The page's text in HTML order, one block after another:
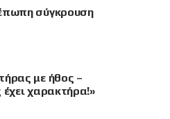
σύγκρουση
με ήθος –
έχει χαρακτήρα!»